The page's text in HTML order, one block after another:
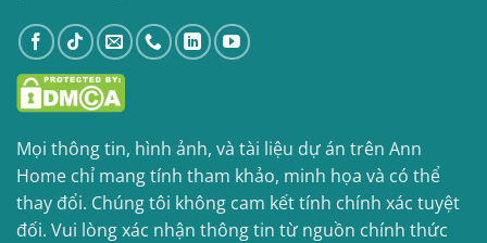
Mọi thông tin, hình ảnh, và tài liệu dự án trên Ann
Home chỉ mang tính tham khảo, minh họa và có thể
thay đổi. Chúng tôi không cam kết tính chính xác tuyệt
đối. Vui lòng xác nhận thông tin từ nguồn chính thức